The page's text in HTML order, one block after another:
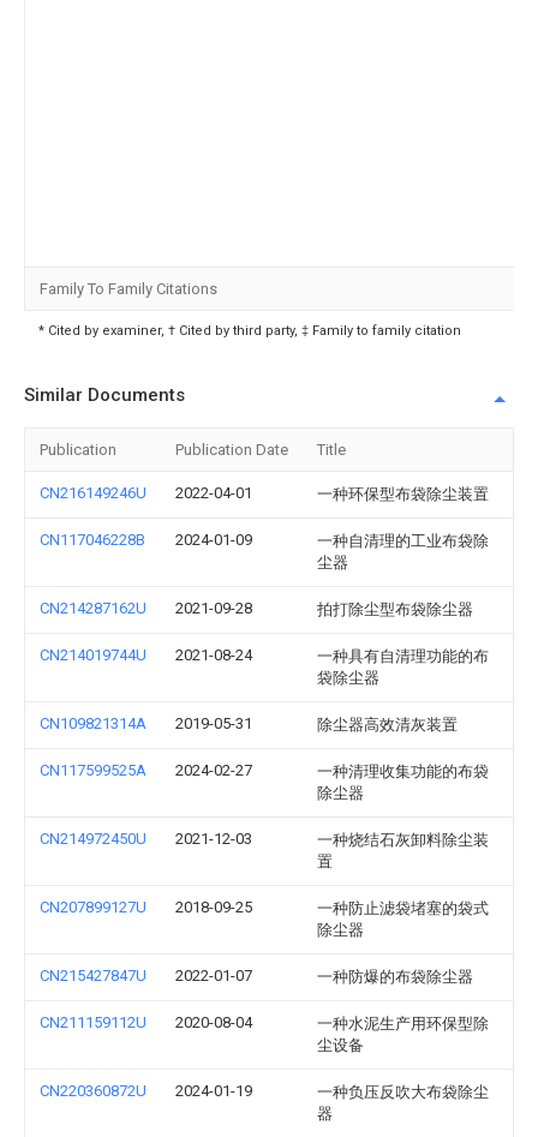
Family To Family Citations
* Cited by examiner, † Cited by third party, ‡ Family to family citation
Similar Documents
Publication Publication Date Title
CN216149246U 2022-04-01 一种环保型布袋除尘装置
CN117046228B 2024-01-09
一种自清理的工业布袋除
尘器
CN214287162U 2021-09-28 拍打除尘型布袋除尘器
CN214019744U 2021-08-24
一种具有自清理功能的布
袋除尘器
CN109821314A 2019-05-31 除尘器高效清灰装置
CN117599525A 2024-02-27
一种清理收集功能的布袋
除尘器
CN214972450U 2021-12-03
一种烧结石灰卸料除尘装
置
CN207899127U 2018-09-25
一种防止滤袋堵塞的袋式
除尘器
CN215427847U 2022-01-07 一种防爆的布袋除尘器
CN211159112U 2020-08-04
一种水泥生产用环保型除
尘设备
CN220360872U 2024-01-19
一种负压反吹大布袋除尘
器